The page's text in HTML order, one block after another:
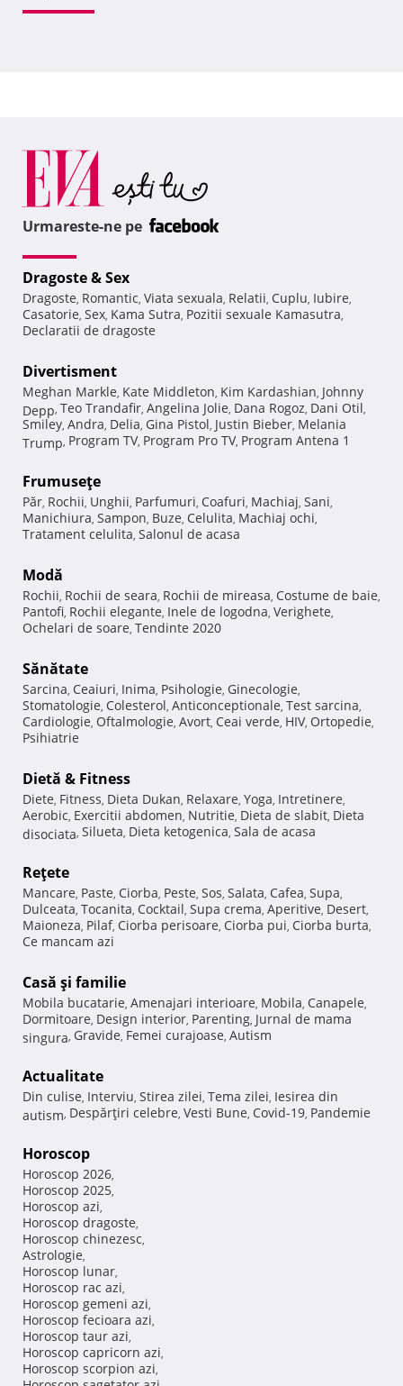
Urmareste-ne pe
Dragoste & Sex
Dragoste, Romantic, Viata sexuala, Relatii, Cuplu, Iubire,
Casatorie, Sex, Kama Sutra, Pozitii sexuale Kamasutra,
Declaratii de dragoste
Divertisment
Meghan Markle, Kate Middleton, Kim Kardashian, Johnny
Depp, Teo Trandafir, Angelina Jolie, Dana Rogoz, Dani Otil,
Smiley, Andra, Delia, Gina Pistol, Justin Bieber, Melania
Trump, Program TV, Program Pro TV, Program Antena 1
Frumuseţe
Păr, Rochii, Unghii, Parfumuri, Coafuri, Machiaj, Sani,
Manichiura, Sampon, Buze, Celulita, Machiaj ochi,
Tratament celulita, Salonul de acasa
Modă
Rochii, Rochii de seara, Rochii de mireasa, Costume de baie,
Pantofi, Rochii elegante, Inele de logodna, Verighete,
Ochelari de soare, Tendinte 2020
Sănătate
Sarcina, Ceaiuri, Inima, Psihologie, Ginecologie,
Stomatologie, Colesterol, Anticonceptionale, Test sarcina,
Cardiologie, Oftalmologie, Avort, Ceai verde, HIV, Ortopedie,
Psihiatrie
Dietă & Fitness
Diete, Fitness, Dieta Dukan, Relaxare, Yoga, Intretinere,
Aerobic, Exercitii abdomen, Nutritie, Dieta de slabit, Dieta
disociata, Silueta, Dieta ketogenica, Sala de acasa
Reţete
Mancare, Paste, Ciorba, Peste, Sos, Salata, Cafea, Supa,
Dulceata, Tocanita, Cocktail, Supa crema, Aperitive, Desert,
Maioneza, Pilaf, Ciorba perisoare, Ciorba pui, Ciorba burta,
Ce mancam azi
Casă şi familie
Mobila bucatarie, Amenajari interioare, Mobila, Canapele,
Dormitoare, Design interior, Parenting, Jurnal de mama
singura, Gravide, Femei curajoase, Autism
Actualitate
Din culise, Interviu, Stirea zilei, Tema zilei, Iesirea din
autism, Despărţiri celebre, Vesti Bune, Covid-19, Pandemie
Horoscop
Horoscop 2026,
Horoscop 2025,
Horoscop azi,
Horoscop dragoste,
Horoscop chinezesc,
Astrologie,
Horoscop lunar,
Horoscop rac azi,
Horoscop gemeni azi,
Horoscop fecioara azi,
Horoscop taur azi,
Horoscop capricorn azi,
Horoscop scorpion azi,